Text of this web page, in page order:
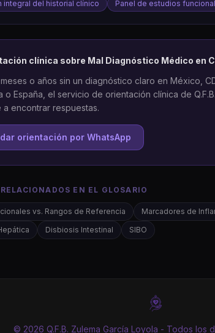
integral del historial clínico Panel de estudios
clínica sobre Mal Diagnóstico Médico en
o años sin un diagnóstico claro en México,
o España, el servicio de orientación clínica de
a encontrar respuestas.
orientación por WhatsApp
EN EL GLOSARIO
vs. Rangos de Referencia Marcadores de
Disbiosis Intestinal SIBO
© 2026 Q.F.B. Zulema García Loyola - Todos los